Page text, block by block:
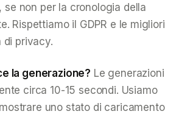
se non per la cronologia della
Rispettiamo il GDPR e le migliori
di privacy.
la generazione? Le generazioni
circa 10-15 secondi. Usiamo
uno stato di caricamento